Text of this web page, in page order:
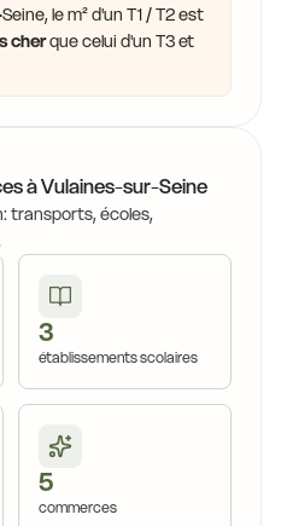
le m² d'un T1 / T2 est
cherque celui d'un T3 et
à Vulaines-sur-Seine
transports, écoles,
3
établissements scolaires
5
commerces